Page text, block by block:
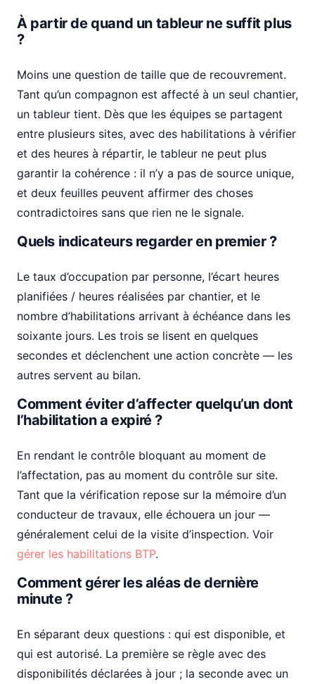
À partir de quand un tableur ne suffit plus
?
Moins une question de taille que de recouvrement.
Tant qu’un compagnon est affecté à un seul chantier,
un tableur tient. Dès que les équipes se partagent
entre plusieurs sites, avec des habilitations à vérifier
et des heures à répartir, le tableur ne peut plus
garantir la cohérence : il n’y a pas de source unique,
et deux feuilles peuvent affirmer des choses
contradictoires sans que rien ne le signale.
Quels indicateurs regarder en premier ?
Le taux d’occupation par personne, l’écart heures
planifiées / heures réalisées par chantier, et le
nombre d’habilitations arrivant à échéance dans les
soixante jours. Les trois se lisent en quelques
secondes et déclenchent une action concrète — les
autres servent au bilan.
Comment éviter d’affecter quelqu’un dont
l’habilitation a expiré ?
En rendant le contrôle bloquant au moment de
l’affectation, pas au moment du contrôle sur site.
Tant que la vérification repose sur la mémoire d’un
conducteur de travaux, elle échouera un jour —
généralement celui de la visite d’inspection. Voir
gérer les habilitations BTP.
Comment gérer les aléas de dernière
minute ?
En séparant deux questions : qui est disponible, et
qui est autorisé. La première se règle avec des
disponibilités déclarées à jour ; la seconde avec un